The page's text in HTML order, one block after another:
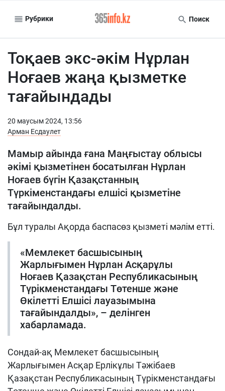
Рубрики Поиск
Тоқаев экс-әкім Нұрлан
Ноғаев жаңа қызметке
тағайындады
20 маусым 2024, 13:56
Арман Есдаулет
Мамыр айында ғана Маңғыстау облысы
әкімі қызметінен босатылған Нұрлан
Ноғаев бүгін Қазақстанның
Түркіменстандағы елшісі қызметіне
тағайындалды.
Бұл туралы Ақорда баспасөз қызметі мәлім етті.
«Мемлекет басшысының
Жарлығымен Нұрлан Асқарұлы
Ноғаев Қазақстан Республикасының
Түрікменстандағы Төтенше және
Өкілетті Елшісі лауазымына
тағайындалды», – делінген
хабарламада.
Сондай-ақ Мемлекет басшысының
Жарлығымен Асқар Ерлікұлы Тәжібаев
Қазақстан Республикасының Түрікменстандағы